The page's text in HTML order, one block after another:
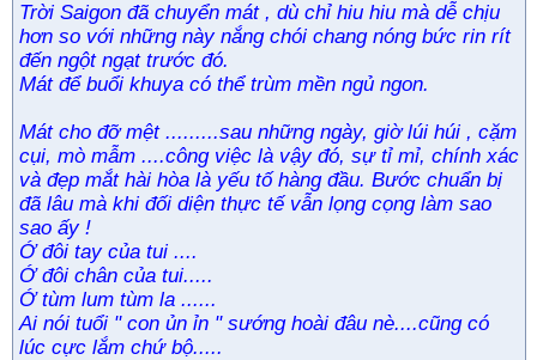
Trời Saigon đã chuyển mát , dù chỉ hiu hiu mà dễ chịu
hơn so với những này nắng chói chang nóng bức rin rít
đến ngột ngạt trước đó.
Mát để buổi khuya có thể trùm mền ngủ ngon.
Mát cho đỡ mệt .........sau những ngày, giờ lúi húi , cặm
cụi, mò mẫm ....công việc là vậy đó, sự tỉ mỉ, chính xác
và đẹp mắt hài hòa là yếu tố hàng đầu. Bước chuẩn bị
đã lâu mà khi đối diện thực tế vẫn lọng cọng làm sao
sao ấy !
Ớ đôi tay của tui ....
Ớ đôi chân của tui.....
Ớ tùm lum tùm la ......
Ai nói tuổi " con ủn ỉn " sướng hoài đâu nè....cũng có
lúc cực lắm chứ bộ.....